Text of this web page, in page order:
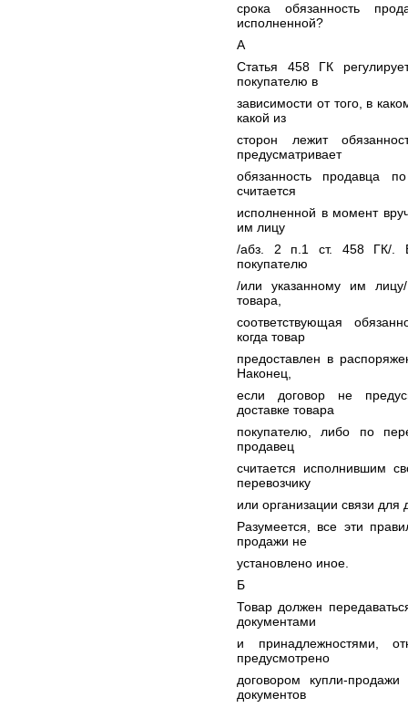
срока обязанность
исполненной?
А
Статья 458 ГК
покупателю в
зависимости от того, в
какой из
сторон лежит
предусматривает
обязанность продавца
считается
исполненной в момент
им лицу
/абз. 2 п.1 ст. 458 ГК/. В
покупателю
/или указанному им
товара,
соответствующая
когда товар
предоставлен в
Наконец,
если договор не
доставке товара
покупателю, либо по
продавец
считается исполнившим
перевозчику
или организации связи для
Разумеется, все эти
продажи не
установлено иное.
Б
Товар должен
документами
и принадлежностями,
предусмотрено
договором купли-
документов